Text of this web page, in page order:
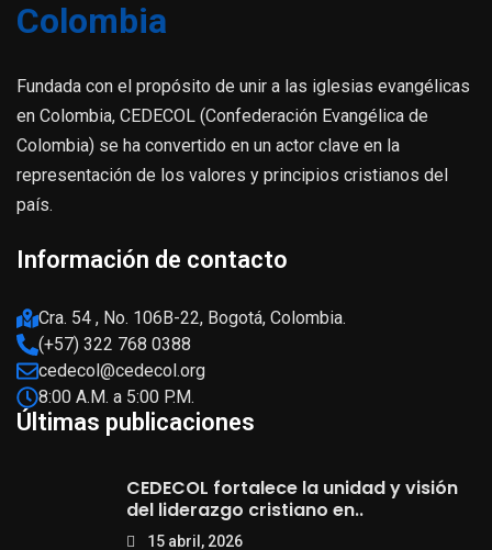
Fundada con el propósito de unir a las iglesias evangélicas
en Colombia, CEDECOL (Confederación Evangélica de
Colombia) se ha convertido en un actor clave en la
representación de los valores y principios cristianos del
país.
Información de contacto
Cra. 54 , No. 106B-22, Bogotá, Colombia.
(+57) 322 768 0388
cedecol@cedecol.org
8:00 A.M. a 5:00 P.M.
Últimas publicaciones
CEDECOL fortalece la unidad y visión
del liderazgo cristiano en..
15 abril, 2026